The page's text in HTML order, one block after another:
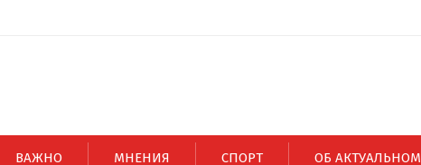
ВАЖНО МНЕНИЯ СПОРТ ОБ АКТУАЛЬНОМ